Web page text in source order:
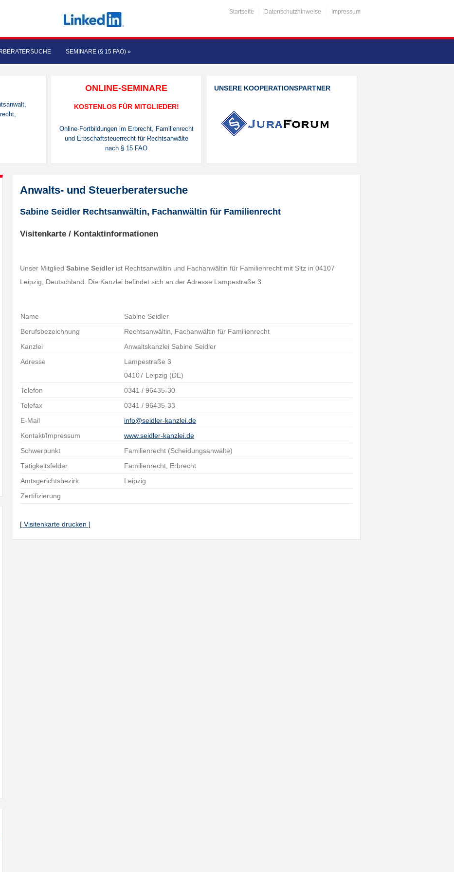
Startseite Datenschutzhinweise Impressum
SEMINARE (§ 15 FAO) »
ONLINE-SEMINARE
KOSTENLOS FÜR MITGLIEDER!
Online-Fortbildungen im Erbrecht, Familienrecht
und Erbschaftsteuerrecht für Rechtsanwälte
nach § 15 FAO
UNSERE KOOPERATIONSPARTNER
Anwalts- und Steuerberatersuche
Sabine Seidler Rechtsanwältin, Fachanwältin für Familienrecht
Visitenkarte / Kontaktinformationen
Unser MitgliedSabine Seidlerist Rechtsanwältin und Fachanwältin für Familienrecht mit Sitz in 04107
Leipzig, Deutschland. Die Kanzlei befindet sich an der Adresse Lampestraße 3.
Name
Sabine Seidler
Berufsbezeichnung
Rechtsanwältin, Fachanwältin für Familienrecht
Kanzlei
Anwaltskanzlei Sabine Seidler
Adresse
Lampestraße 3
04107 Leipzig (DE)
Telefon
0341 / 96435-30
Telefax
0341 / 96435-33
E-Mail
info@seidler-kanzlei.de
Kontakt/Impressum
www.seidler-kanzlei.de
Schwerpunkt
Familienrecht (Scheidungsanwälte)
Tätigkeitsfelder
Familienrecht, Erbrecht
Amtsgerichtsbezirk
Leipzig
Zertifizierung
[ Visitenkarte drucken ]